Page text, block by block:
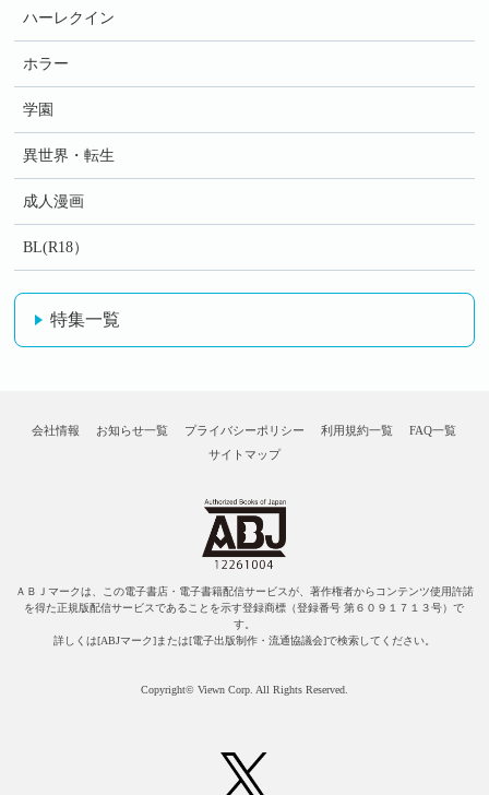
ハーレクイン
ホラー
学園
異世界・転生
成人漫画
BL(R18）
特集一覧
会社情報 お知らせ一覧 プライバシーポリシー 利用規約一覧
FAQ一覧
サイトマップ
ＡＢＪマークは、この電子書店・電子書籍配信サービスが、著作権者からコンテンツ使用許諾
を得た正規版配信サービスであることを示す登録商標（登録番号 第６０９１７１３号）で
す。
詳しくは[ABJマーク]または[電子出版制作・流通協議会]で検索してください。
Copyright© Viewn Corp. All Rights Reserved.